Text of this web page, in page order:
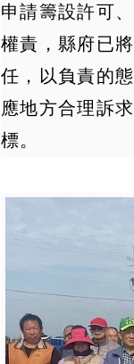
申請籌設許可
權責，縣府已
任，以負責的
應地方合理訴
標。